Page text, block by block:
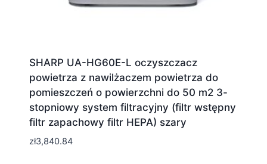
SHARP UA-HG60E-L oczyszczacz
powietrza z nawilżaczem powietrza do
pomieszczeń o powierzchni do 50 m2 3-
stopniowy system filtracyjny (filtr wstępny
filtr zapachowy filtr HEPA) szary
zł3,840.84